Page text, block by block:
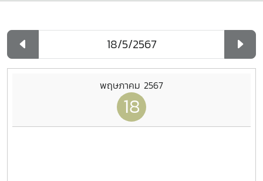
พฤษภาคม 2567
18